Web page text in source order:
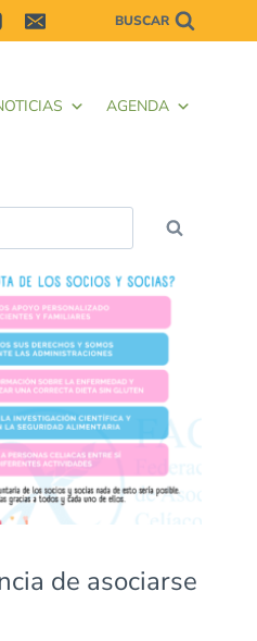
BUSCAR
AGENDA
de asociarse